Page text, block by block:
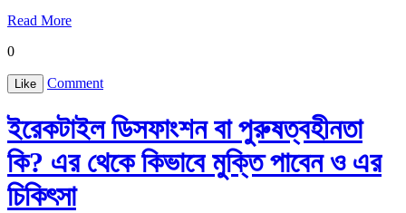
Read More
0
Like Comment
ইরেকটাইল ডিসফাংশন বা পুরুষত্বহীনতা
কি? এর থেকে কিভাবে মুক্তি পাবেন ও এর
চিকিৎসা